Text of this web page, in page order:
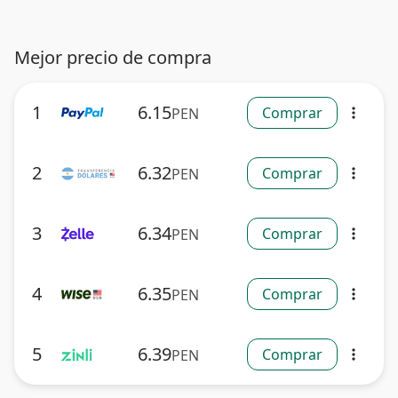
Mejor precio de compra
1 6.15PEN Comprar more_vert
2 6.32PEN Comprar more_vert
3 6.34PEN Comprar more_vert
4 6.35PEN Comprar more_vert
5 6.39PEN Comprar more_vert